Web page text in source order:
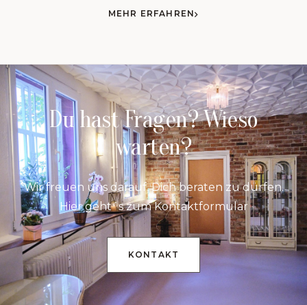
MEHR ERFAHREN
Du hast Fragen? Wieso
warten?
Wir freuen uns darauf, Dich beraten zu dürfen.
Hier geht´s zum Kontaktformular
KONTAKT